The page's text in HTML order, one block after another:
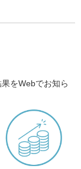
をWebでお知ら